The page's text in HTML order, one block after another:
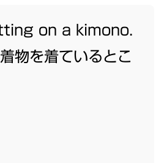
on a kimono.
物を着ているとこ